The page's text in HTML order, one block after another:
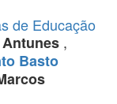
de Educação
,
Basto